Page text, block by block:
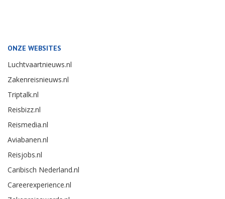
ONZE WEBSITES
Luchtvaartnieuws.nl
Zakenreisnieuws.nl
Triptalk.nl
Reisbizz.nl
Reismedia.nl
Aviabanen.nl
Reisjobs.nl
Caribisch Nederland.nl
Careerexperience.nl